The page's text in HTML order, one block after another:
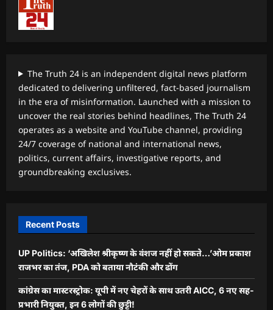
The Truth 24 is an independent digital news platform
dedicated to delivering unfiltered, fact-based journalism
in the era of misinformation. Launched with a mission to
uncover the real stories behind headlines, The Truth 24
operates as a website and YouTube channel, providing
24/7 coverage of national and international news,
politics, current affairs, investigative reports, and
groundbreaking exclusives.
Recent Posts
UP Politics: ‘अखिलेश श्रीकृष्ण के वंशज नहीं हो सकते…’ओम प्रकाश
राजभर का तंज, PDA को बताया नौटंकी और ढोंग
कांग्रेस का मास्टरस्ट्रोक: यूपी में नए चेहरों के साथ उतरी AICC, 6 नए सह-
प्रभारी नियुक्त, इन 6 लोगों की छुट्टी!